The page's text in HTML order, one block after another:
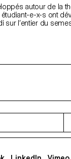
autour de la
étudiant-e-x-s ont
sur l’entier du